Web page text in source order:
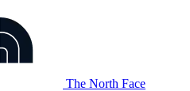
The North Face